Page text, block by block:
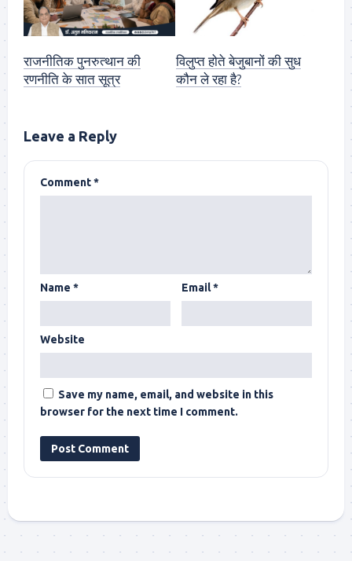
राजनीतिक पुनरुत्थान की
रणनीति के सात सूत्र
विलुप्त होते बेजुबानों की सुध
कौन ले रहा है?
Leave a Reply
Comment*
Name * Email*
Website
Save my name, email, and website in this
browser for the next time I comment.